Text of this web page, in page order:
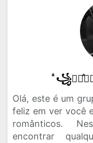
Olá, este é um
feliz em ver você
românticos.
encontrar